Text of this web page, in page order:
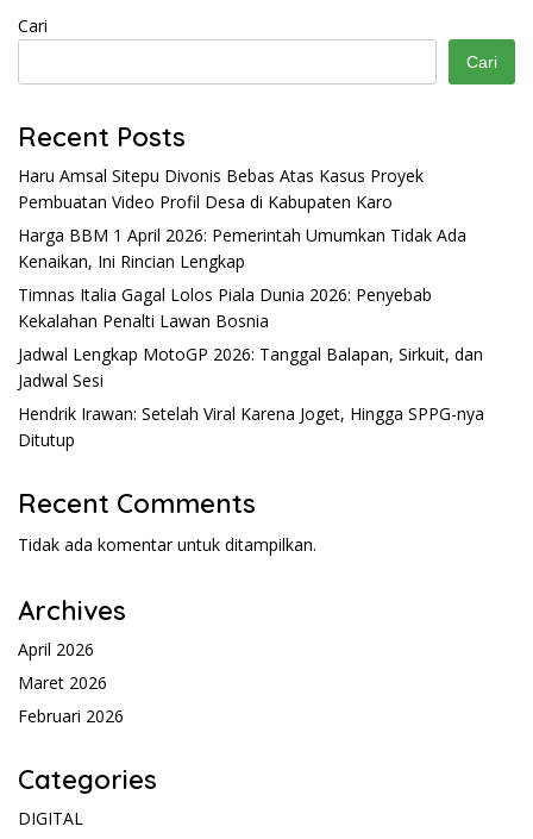
Cari
Cari
Recent Posts
Haru Amsal Sitepu Divonis Bebas Atas Kasus Proyek
Pembuatan Video Profil Desa di Kabupaten Karo
Harga BBM 1 April 2026: Pemerintah Umumkan Tidak Ada
Kenaikan, Ini Rincian Lengkap
Timnas Italia Gagal Lolos Piala Dunia 2026: Penyebab
Kekalahan Penalti Lawan Bosnia
Jadwal Lengkap MotoGP 2026: Tanggal Balapan, Sirkuit, dan
Jadwal Sesi
Hendrik Irawan: Setelah Viral Karena Joget, Hingga SPPG-nya
Ditutup
Recent Comments
Tidak ada komentar untuk ditampilkan.
Archives
April 2026
Maret 2026
Februari 2026
Categories
DIGITAL